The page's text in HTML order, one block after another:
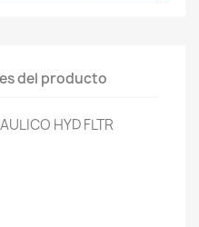
del producto
HYD FLTR